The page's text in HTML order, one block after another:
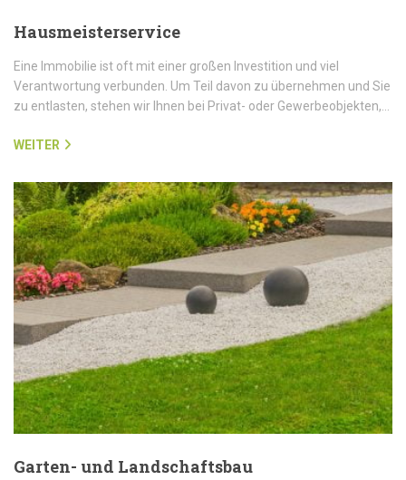
Hausmeisterservice
Eine Immobilie ist oft mit einer großen Investition und viel
Verantwortung verbunden. Um Teil davon zu übernehmen und Sie
zu entlasten, stehen wir Ihnen bei Privat- oder Gewerbeobjekten,…
WEITER
Garten- und Landschaftsbau